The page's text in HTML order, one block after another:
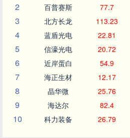
2 百普赛斯 77.7
3 北方长龙 113.23
4 蓝盾光电 22.81
5 信濠光电 20.72
6 近岸蛋白 54.9
7 海正生材 12.17
8 晶华微 25.76
9 海达尔 82.4
10 科力装备 26.79